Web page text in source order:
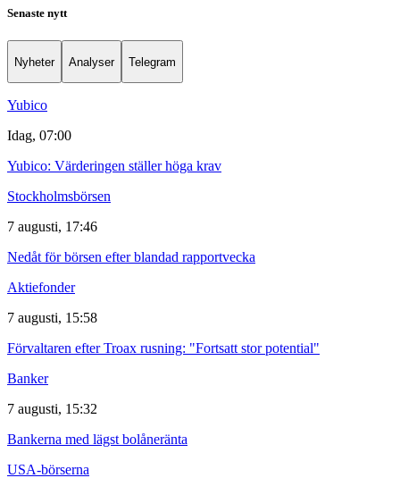
Senaste nytt
Nyheter Analyser Telegram
Yubico
Idag, 07:00
Yubico: Värderingen ställer höga krav
Stockholmsbörsen
7 augusti, 17:46
Nedåt för börsen efter blandad rapportvecka
Aktiefonder
7 augusti, 15:58
Förvaltaren efter Troax rusning: "Fortsatt stor potential"
Banker
7 augusti, 15:32
Bankerna med lägst bolåneränta
USA-börserna